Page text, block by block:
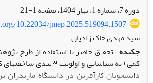
توسعه پایدار براساس پرسشنامه
استفاده شده است. یافته‌های تحقیق نشان
حرفه‌ای مدیران شامل توانمندسازهای
شایستگی مدیریتی و شایستگی‌های اخلاق و
مدیران، شاخصه‌های اجتماعی مدیران،
جهت ارتقای عملکرد و شایستگی سبز،
دوره 7، شماره 1، بهار 1404، صفحه
1-21
10.22034/jmep.2025.519094.1507
سید مهدی خاک زادیان
چکیده تحقیق حاضر با استفاده از طرح
کمی) به شناسایی و اولویتبندی شاخصهای
دانشجویان کارآفرین در دانشگاه مازندران